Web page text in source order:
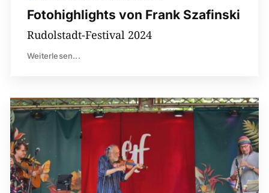
Fotohighlights von Frank Szafinski
Rudolstadt-Festival 2024
Weiterlesen...